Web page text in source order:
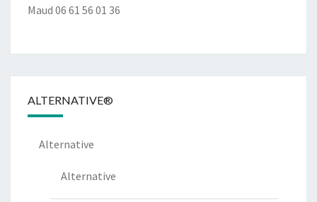
Maud 06 61 56 01 36
ALTERNATIVE®
Alternative
Alternative